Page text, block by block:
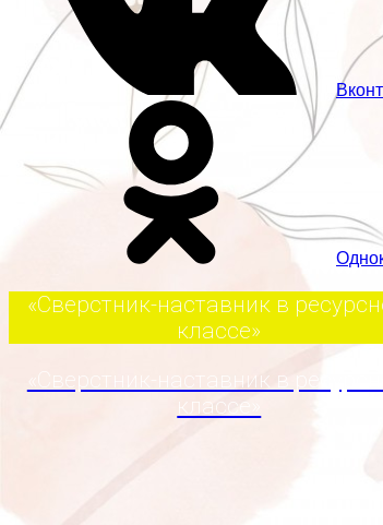
«Сверстник-наставник в
классе»
«Сверстник-наставник в
классе»